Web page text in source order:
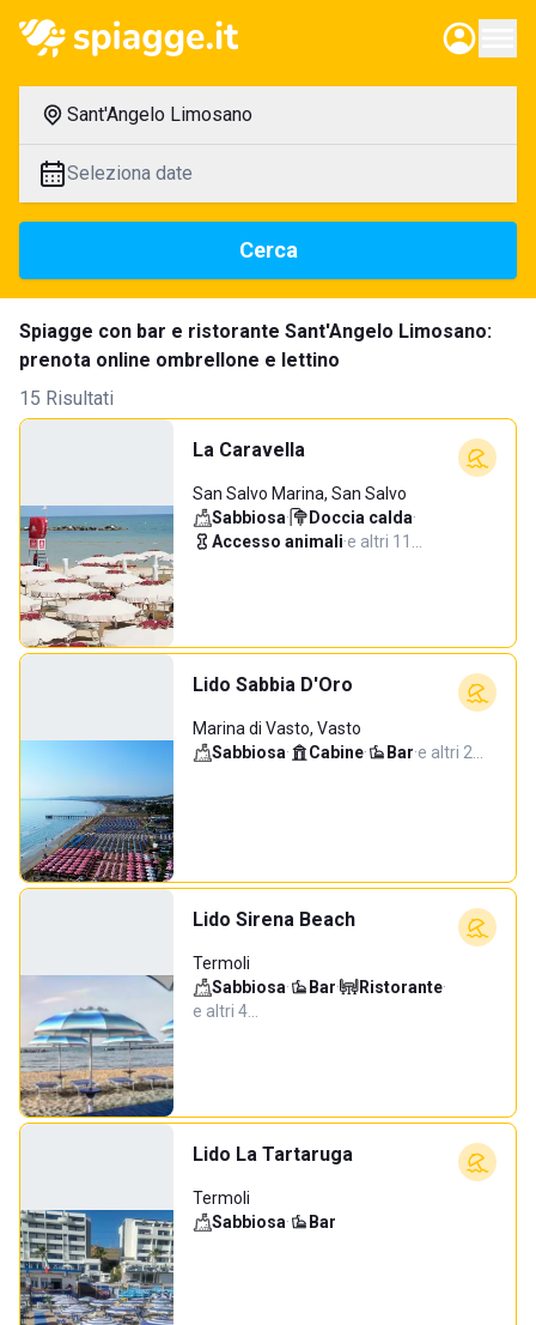
Sant'Angelo Limosano
Seleziona date
Cerca
Spiagge con bar e ristorante Sant'Angelo Limosano:
prenota online ombrellone e lettino
15 Risultati
La Caravella
San Salvo Marina, San Salvo
Sabbiosa· Doccia calda·
Accesso animali·e altri 11…
Lido Sabbia D'Oro
Marina di Vasto, Vasto
Sabbiosa· Cabine· Bar·e altri 2…
Lido Sirena Beach
Termoli
Sabbiosa· Bar· Ristorante·
e altri 4…
Lido La Tartaruga
Termoli
Sabbiosa· Bar